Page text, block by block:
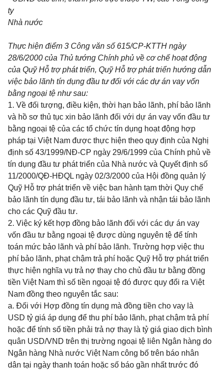
ty
Nhà nước
Thực hiện điểm 3 Công văn số 615/CP-KTTH ngày
28/6/2000 của Thủ tướng Chính phủ về cơ chế hoạt động
của Quỹ Hỗ trợ phát triển, Quỹ Hỗ trợ phát triển hướng dẫn
việc bảo lãnh tín dụng đầu tư đối với các dự án vay vốn
bằng ngoại tệ như sau:
1. Về đối tượng, điều kiện, thời hạn bảo lãnh, phí bảo lãnh
và hồ sơ thủ tục xin bảo lãnh đối với dự án vay vốn đầu tư
bằng ngoại tệ của các tổ chức tín dụng hoạt động hợp
pháp tại Việt Nam được thực hiện theo quy định của Nghị
định số 43/1999/NĐ-CP ngày 29/6/1999 của Chính phủ về
tín dụng đầu tư phát triển của Nhà nước và Quyết định số
11/2000/QĐ-HĐQL ngày 02/3/2000 của Hội đồng quản lý
Quỹ Hỗ trợ phát triển về việc ban hành tạm thời Quy chế
bảo lãnh tín dụng đầu tư, tái bảo lãnh và nhận tái bảo lãnh
cho các Quỹ đầu tư.
2. Việc ký kết hợp đồng bảo lãnh đối với các dự án vay
vốn đầu tư bằng ngoại tệ được dùng nguyên tệ để tính
toán mức bảo lãnh và phí bảo lãnh. Trường hợp việc thu
phí bảo lãnh, phạt chậm trả phí hoặc Quỹ Hỗ trợ phát triển
thực hiện nghĩa vụ trả nợ thay cho chủ đầu tư bằng đồng
tiền Việt Nam thì số tiền ngoại tệ đó được quy đổi ra Việt
Nam đồng theo nguyên tắc sau:
a. Đối với Hợp đồng tín dụng mà đồng tiền cho vay là
USD tỷ giá áp dụng để thu phí bảo lãnh, phạt chậm trả phí
hoặc để tính số tiền phải trả nợ thay là tỷ giá giao dịch bình
quân USD/VND trên thị trường ngoại tệ liên Ngân hàng do
Ngân hàng Nhà nước Việt Nam công bố trên báo nhân
dân tại ngày thanh toán hoặc số báo gần nhất trước đó